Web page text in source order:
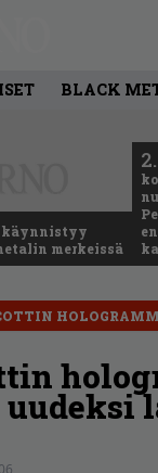
BLACK
käynnistyy
merkeissä
2.
uudeksi